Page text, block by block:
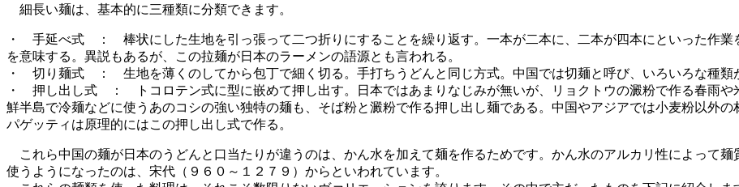
細長い麺は、基本的に三種類に分類できます。
・ 手延べ式 ： 棒状にした生地を引っ張って二つ折りにすることを繰り返す。一本が二本に、二本が四本にといった作業
を意味する。異説もあるが、この拉麺が日本のラーメンの語源とも言われる。
・ 切り麺式 ： 生地を薄くのしてから包丁で細く切る。手打ちうどんと同じ方式。中国では切麺と呼び、いろいろな種類
・ 押し出し式 ： トコロテン式に型に嵌めて押し出す。日本ではあまりなじみが無いが、リョクトウの澱粉で作る春雨や
鮮半島で冷麺などに使うあのコシの強い独特の麺も、そば粉と澱粉で作る押し出し麺である。中国やアジアでは小麦粉以外
パゲッティは原理的にはこの押し出し式で作る。
これら中国の麺が日本のうどんと口当たりが違うのは、かん水を加えて麺を作るためです。かん水のアルカリ性によって
使うようになったのは、宋代（９６０～１２７９）からといわれています。